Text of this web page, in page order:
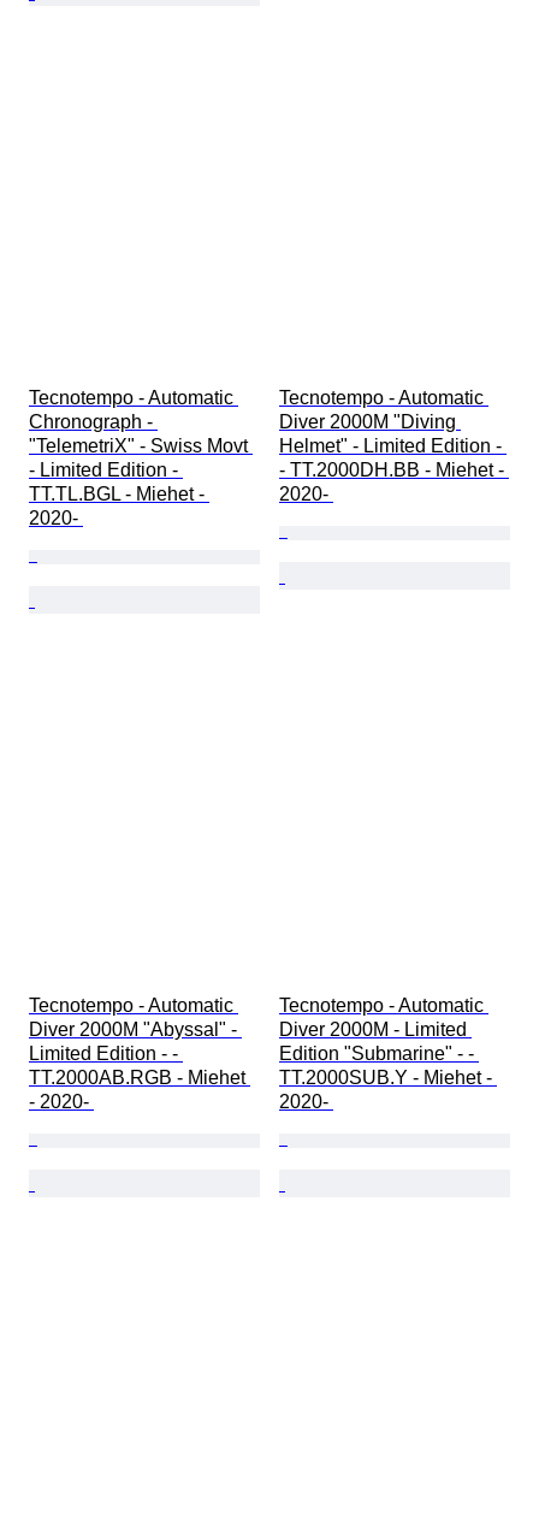
Tecnotempo - Automatic
Chronograph -
"TelemetriX" - Swiss Movt
- Limited Edition -
TT.TL.BGL - Miehet -
2020-
Tecnotempo - Automatic
Diver 2000M "Diving
Helmet" - Limited Edition -
- TT.2000DH.BB - Miehet -
2020-
Tecnotempo - Automatic
Diver 2000M "Abyssal" -
Limited Edition - -
TT.2000AB.RGB - Miehet
- 2020-
Tecnotempo - Automatic
Diver 2000M - Limited
Edition "Submarine" - -
TT.2000SUB.Y - Miehet -
2020-